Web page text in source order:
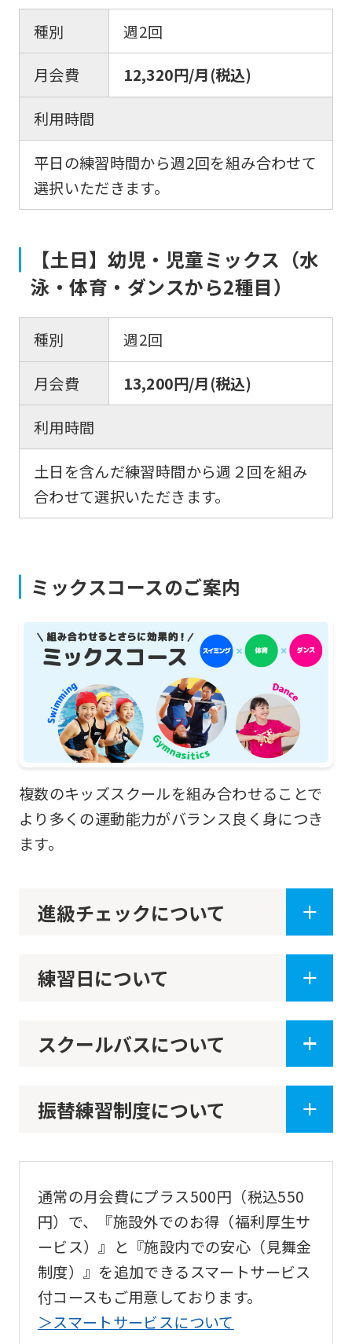
種別
週2回
月会費
12,320円/月(税込)
利用時間
平日の練習時間から週2回を組み合わせて
選択いただきます。
【土日】幼児・児童ミックス（水
泳・体育・ダンスから2種目）
種別
週2回
月会費
13,200円/月(税込)
利用時間
土日を含んだ練習時間から週２回を組み
合わせて選択いただきます。
ミックスコースのご案内
複数のキッズスクールを組み合わせることで
より多くの運動能力がバランス良く身につき
ます。
進級チェックについて
練習日について
スクールバスについて
振替練習制度について
通常の月会費にプラス500円（税込550
円）で、『施設外でのお得（福利厚生サ
ービス）』と『施設内での安心（見舞金
制度）』を追加できるスマートサービス
付コースもご用意しております。
＞スマートサービスについて
For
foreigners
Central
official
website
is
into
English.
Click
the
link
below
(start
automatic
to
return
top
an
translation
the
version
of
this
website
will
be